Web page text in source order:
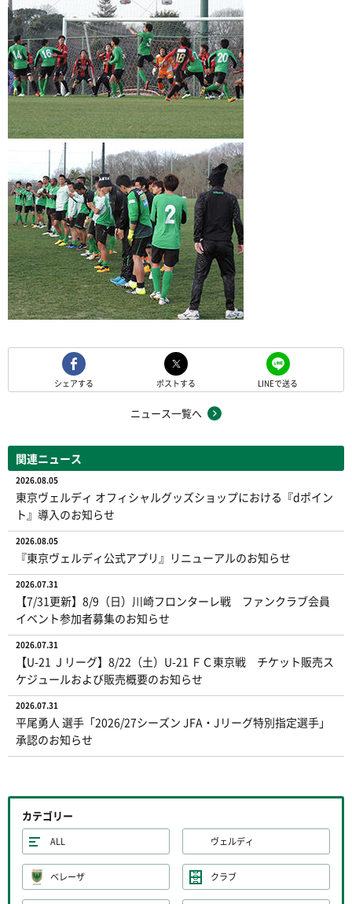
シェアする ポストする LINEで送る
ニュース一覧へ
関連ニュース
2026.08.05
東京ヴェルディ オフィシャルグッズショップにおける『dポイン
ト』導入のお知らせ
2026.08.05
『東京ヴェルディ公式アプリ』リニューアルのお知らせ
2026.07.31
【7/31更新】8/9（日）川崎フロンターレ戦 ファンクラブ会員
イベント参加者募集のお知らせ
2026.07.31
【U-21 Ｊリーグ】8/22（土）U-21 ＦＣ東京戦 チケット販売ス
ケジュールおよび販売概要のお知らせ
2026.07.31
平尾勇人 選手「2026/27シーズン JFA・Jリーグ特別指定選手」
承認のお知らせ
カテゴリー
ALL ヴェルディ
ベレーザ クラブ